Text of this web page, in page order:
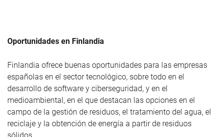
Oportunidades en Finlandia
Finlandia ofrece buenas oportunidades para las empresas
españolas en el sector tecnológico, sobre todo en el
desarrollo de software y ciberseguridad, y en el
medioambiental, en el que destacan las opciones en el
campo de la gestión de residuos, el tratamiento del agua, el
reciclaje y la obtención de energía a partir de residuos